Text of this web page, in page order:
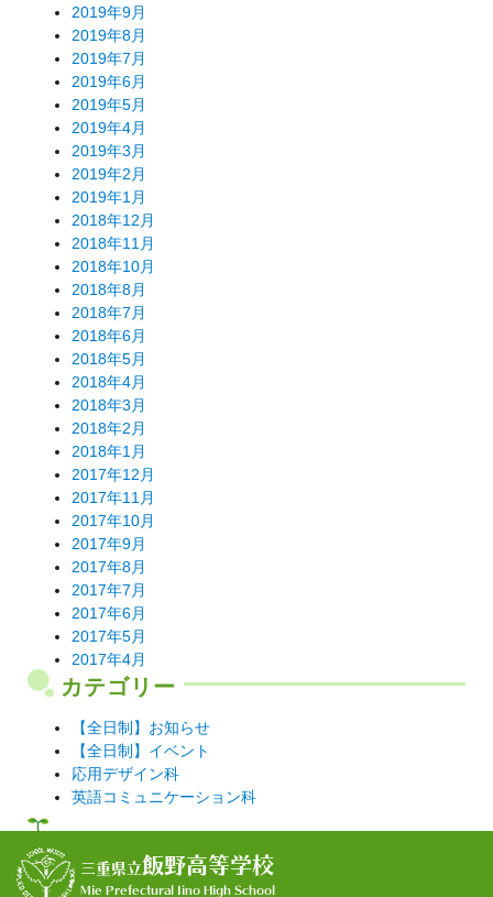
2019年9月
2019年8月
2019年7月
2019年6月
2019年5月
2019年4月
2019年3月
2019年2月
2019年1月
2018年12月
2018年11月
2018年10月
2018年8月
2018年7月
2018年6月
2018年5月
2018年4月
2018年3月
2018年2月
2018年1月
2017年12月
2017年11月
2017年10月
2017年9月
2017年8月
2017年7月
2017年6月
2017年5月
2017年4月
カテゴリー
【全日制】お知らせ
【全日制】イベント
応用デザイン科
英語コミュニケーション科
三重県立飯野高等学校
Mie Prefectural Iino High School